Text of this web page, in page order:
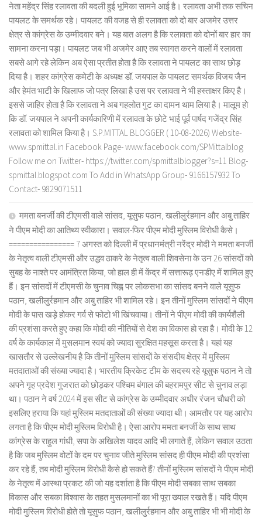
नेता महेंद्र सिंह रलावता की बदली हुई भूमिका सामने आई है। रलावता अभी तक सचिन
पायलट के समर्थक रहे। पायलट की वजह से ही रलावता को दो बार अजमेर उत्तर
क्षेत्र से कांग्रेस के उम्मीदवार बने। यह बात अलग है कि रलावता को दोनों बार हार का
सामना करना पड़ा। पायलट जब भी अजमेर आए तब स्वागत करने वालों में रलावता
सबसे आगे रहे लेकिन अब ऐसा प्रतीत होता है कि रलावता ने पायलट का साथ छोड़
दिया है। शहर कांग्रेस कमेटी के अध्यक्ष डॉ. जयपाल के पायलट समर्थक विजय जैन
और हेमंत भाटी के खिलाफ जो पत्र लिखा है उस पर रलावता ने भी हस्ताक्षर किए है।
इससे जाहिर होता है कि रलावता ने अब गहलोत गुट का दामन थाम लिया है। मालूम हो
कि डॉ. जयपाल ने अपनी कार्यकारिणी में रलावता के छोटे भाई पूर्व पार्षद गजेंद्र सिंह
रलावता को शामिल किया है। S.P.MITTAL BLOGGER ( 10-08-2026) Website-
www.spmittal.in Facebook Page- www.facebook.com/SPMittalblog
Follow me on Twitter- https://twitter.com/spmittalblogger?s=11 Blog-
spmittal.blogspot.com To Add in WhatsApp Group- 9166157932 To
Contact- 9829071511
ममता बनर्जी की टीएमसी वाले सांसद, यूसुफ पठान, खलीलुर्रहमान और अबु ताहिर
ने पीएम मोदी का आतिथ्य स्वीकारा। सवाल-फिर पीएम मोदी मुस्लिम विरोधी कैसे।
================ 7 अगस्त को दिल्ली में प्रधानमंत्री नरेंद्र मोदी ने ममता बनर्जी
के नेतृत्व वाली टीएमसी और उद्धव ठाकरे के नेतृत्व वाली शिवसेना के उन 26 सांसदों को
सुबह के नाश्ते पर आमंत्रित किया, जो हाल ही में केंद्र में सत्तारूढ़ एनडीए में शामिल हुए
हैं। इन सांसदों में टीएमसी के चुनाव चिह्न पर लोकसभा का सांसद बनने वाले यूसुफ
पठान, खलीलुर्रहमान और अबु ताहिर भी शामिल रहे। इन तीनों मुस्लिम सांसदों ने पीएम
मोदी के पास खड़े होकर गर्व से फोटो भी खिंचवाया। तीनों ने पीएम मोदी की कार्यशैली
की प्रशंसा करते हुए कहा कि मोदी की नीतियों से देश का विकास हो रहा है। मोदी के 12
वर्ष के कार्यकाल में मुसलमान स्वयं को ज्यादा सुरक्षित महसूस करता है। यहां यह
खासतौर से उल्लेखनीय है कि तीनों मुस्लिम सांसदों के संसदीय क्षेत्र में मुस्लिम
मतदाताओं की संख्या ज्यादा है। भारतीय क्रिकेट टीम के सदस्य रहे यूसुफ पठान ने तो
अपने गृह प्रदेश गुजरात को छोड़कर पश्चिम बंगाल की बहरामपुर सीट से चुनाव लड़ा
था। पठान ने वर्ष 2024 में इस सीट से कांग्रेस के उम्मीदवार अधीर रंजन चौधरी को
इसलिए हराया कि यहां मुस्लिम मतदाताओं की संख्या ज्यादा थी। आमतौर पर यह आरोप
लगता है कि पीएम मोदी मुस्लिम विरोधी है। ऐसा आरोप ममता बनर्जी के साथ साथ
कांग्रेस के राहुल गांधी, सपा के अखिलेश यादव आदि भी लगाते हैं, लेकिन सवाल उठता
है कि जब मुस्लिम वोटों के दम पर चुनाव जीते मुस्लिम सांसद ही पीएम मोदी की प्रशंसा
कर रहे हैं, तब मोदी मुस्लिम विरोधी कैसे हो सकते हैं? तीनों मुस्लिम सांसदों ने पीएम मोदी
के नेतृत्व में आस्था प्रकट की जो यह दर्शाता है कि पीएम मोदी सबका साथ सबका
विकास और सबका विश्वास के तहत मुसलमानों का भी पूरा ख्याल रखते हैं। यदि पीएम
मोदी मुस्लिम विरोधी होते तो यूसुफ पठान, खलीलुर्रहमान और अबु ताहिर भी भी मोदी के